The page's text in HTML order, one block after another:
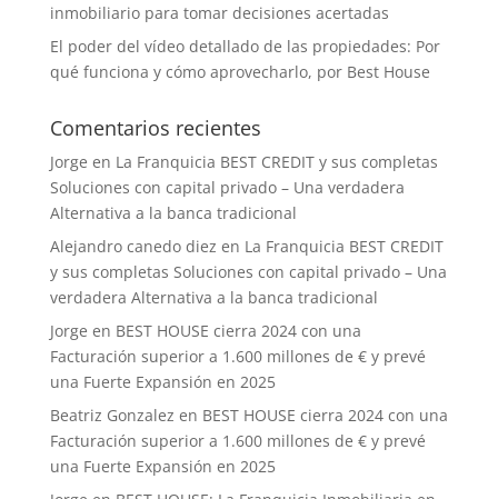
inmobiliario para tomar decisiones acertadas
El poder del vídeo detallado de las propiedades: Por
qué funciona y cómo aprovecharlo, por Best House
Comentarios recientes
Jorge en La Franquicia BEST CREDIT y sus completas
Soluciones con capital privado – Una verdadera
Alternativa a la banca tradicional
Alejandro canedo diez en La Franquicia BEST CREDIT
y sus completas Soluciones con capital privado – Una
verdadera Alternativa a la banca tradicional
Jorge en BEST HOUSE cierra 2024 con una
Facturación superior a 1.600 millones de € y prevé
una Fuerte Expansión en 2025
Beatriz Gonzalez en BEST HOUSE cierra 2024 con una
Facturación superior a 1.600 millones de € y prevé
una Fuerte Expansión en 2025